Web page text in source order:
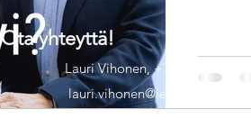
Ota yhteyttä!
Lauri Vihonen, +358 50 4381912
lauri.vihonen@leadersbeacon.fi